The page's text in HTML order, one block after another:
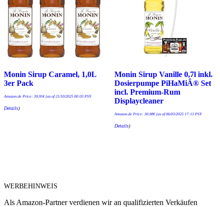
Monin Sirup Caramel, 1,0L
3er Pack
Amazon.de Price: 39,95€(as of 21/10/2025 00:03 PST-
Details)
Monin Sirup Vanille 0,7l inkl.
Dosierpumpe PiHaMiÂ® Set
incl. Premium-Rum
Displaycleaner
Amazon.de Price: 30,98€(as of 06/03/2025 17:13 PST-
Details)
WERBEHINWEIS
Als Amazon-Partner verdienen wir an qualifizierten Verkäufen